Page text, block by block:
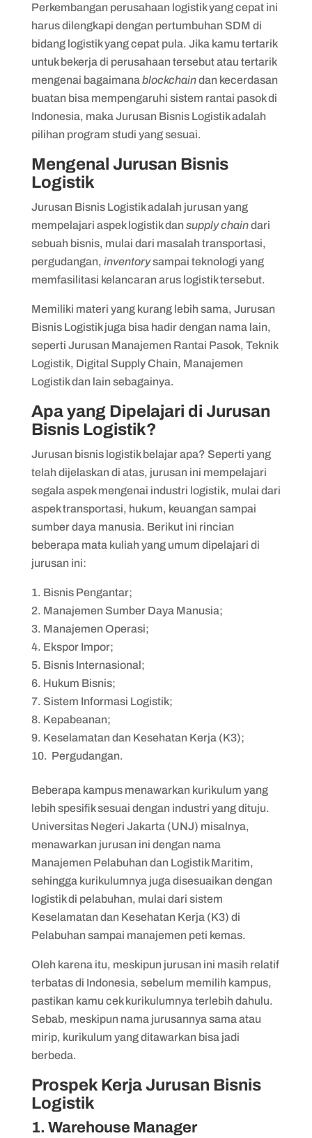
Perkembangan perusahaan logistik yang cepat ini
harus dilengkapi dengan pertumbuhan SDM di
bidang logistik yang cepat pula. Jika kamu tertarik
untuk bekerja di perusahaan tersebut atau tertarik
mengenai bagaimana blockchaindan kecerdasan
buatan bisa mempengaruhi sistem rantai pasok di
Indonesia, maka Jurusan Bisnis Logistik adalah
pilihan program studi yang sesuai.
Mengenal Jurusan Bisnis
Logistik
Jurusan Bisnis Logistik adalah jurusan yang
mempelajari aspek logistik dansupply chaindari
sebuah bisnis, mulai dari masalah transportasi,
pergudangan, inventorysampai teknologi yang
memfasilitasi kelancaran arus logistik tersebut.
Memiliki materi yang kurang lebih sama, Jurusan
Bisnis Logistik juga bisa hadir dengan nama lain,
seperti Jurusan Manajemen Rantai Pasok, Teknik
Logistik, Digital Supply Chain, Manajemen
Logistik dan lain sebagainya.
Apa yang Dipelajari di Jurusan
Bisnis Logistik?
Jurusan bisnis logistik belajar apa? Seperti yang
telah dijelaskan di atas, jurusan ini mempelajari
segala aspek mengenai industri logistik, mulai dari
aspek transportasi, hukum, keuangan sampai
sumber daya manusia. Berikut ini rincian
beberapa mata kuliah yang umum dipelajari di
jurusan ini:
Bisnis Pengantar;
Manajemen Sumber Daya Manusia;
Manajemen Operasi;
Ekspor Impor;
Bisnis Internasional;
Hukum Bisnis;
Sistem Informasi Logistik;
Kepabeanan;
Keselamatan dan Kesehatan Kerja (K3);
Pergudangan.
Beberapa kampus menawarkan kurikulum yang
lebih spesifik sesuai dengan industri yang dituju.
Universitas Negeri Jakarta (UNJ) misalnya,
menawarkan jurusan ini dengan nama
Manajemen Pelabuhan dan Logistik Maritim,
sehingga kurikulumnya juga disesuaikan dengan
logistik di pelabuhan, mulai dari sistem
Keselamatan dan Kesehatan Kerja (K3) di
Pelabuhan sampai manajemen peti kemas.
Oleh karena itu, meskipun jurusan ini masih relatif
terbatas di Indonesia, sebelum memilih kampus,
pastikan kamu cek kurikulumnya terlebih dahulu.
Sebab, meskipun nama jurusannya sama atau
mirip, kurikulum yang ditawarkan bisa jadi
berbeda.
Prospek Kerja Jurusan Bisnis
Logistik
1. Warehouse Manager